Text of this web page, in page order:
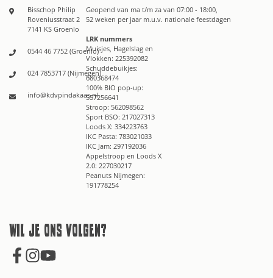
Bisschop Philip
Roveniusstraat 2
7141 KS Groenlo
0544 46 7752 (Groenlo)
024 7853717 (Nijmegen)
info@kdvpindakaas.nl
Geopend van ma t/m za van 07:00 - 18:00,
52 weken per jaar m.u.v. nationale feestdagen
LRK nummers
Muisjes, Hagelslag en
Vlokken: 225392082
Schuddebuikjes:
680368474
100% BIO pop-up:
557256641
Stroop: 562098562
Sport BSO: 217027313
Loods X: 334223763
IKC Pasta: 783021033
IKC Jam: 297192036
Appelstroop en Loods X
2.0: 227030217
Peanuts Nijmegen:
191778254
Wil je ons volgen?